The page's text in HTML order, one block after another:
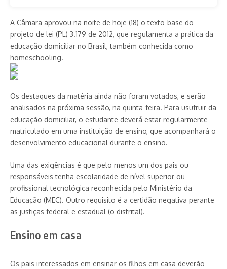
A Câmara aprovou na noite de hoje (18) o texto-base do
projeto de lei (PL) 3.179 de 2012, que regulamenta a prática da
educação domiciliar no Brasil, também conhecida como
homeschooling.
Os destaques da matéria ainda não foram votados, e serão
analisados na próxima sessão, na quinta-feira. Para usufruir da
educação domiciliar, o estudante deverá estar regularmente
matriculado em uma instituição de ensino, que acompanhará o
desenvolvimento educacional durante o ensino.
Uma das exigências é que pelo menos um dos pais ou
responsáveis tenha escolaridade de nível superior ou
profissional tecnológica reconhecida pelo Ministério da
Educação (MEC). Outro requisito é a certidão negativa perante
as justiças federal e estadual (o distrital).
Ensino em casa
Os pais interessados em ensinar os filhos em casa deverão